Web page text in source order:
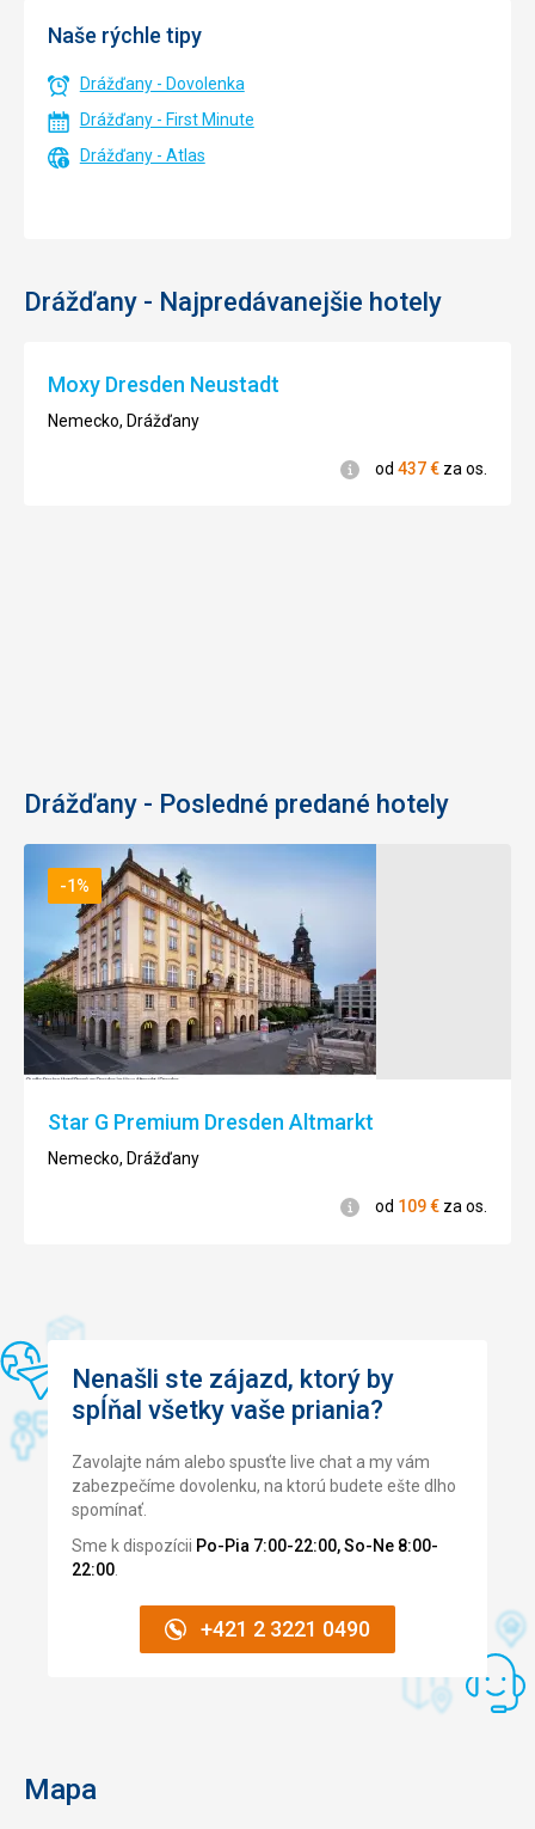
Naše rýchle tipy
Drážďany - Dovolenka
Drážďany - First Minute
Drážďany - Atlas
Drážďany - Najpredávanejšie hotely
Moxy Dresden Neustadt
Nemecko, Drážďany
Informácie
od 437€ za os.
Drážďany - Posledné predané hotely
-1%
Star G Premium Dresden Altmarkt
Nemecko, Drážďany
Informácie
od 109€ za os.
Nenašli ste zájazd, ktorý by
spĺňal všetky vaše priania?
Zavolajte nám alebo spusťte live chat a my vám
zabezpečíme dovolenku, na ktorú budete ešte dlho
spomínať.
Sme k dispozícii Po-Pia 7:00-22:00, So-Ne 8:00-
22:00
+421 2 3221 0490
Mapa